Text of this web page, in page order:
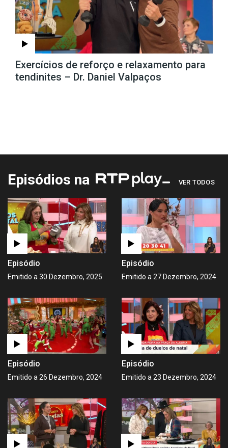
Exercícios de reforço e relaxamento para
tendinites – Dr. Daniel Valpaços
Episódios na VER TODOS
Episódio
Emitido a 30 Dezembro, 2025
Episódio
Emitido a 27 Dezembro, 2024
Episódio
Emitido a 26 Dezembro, 2024
Episódio
Emitido a 23 Dezembro, 2024